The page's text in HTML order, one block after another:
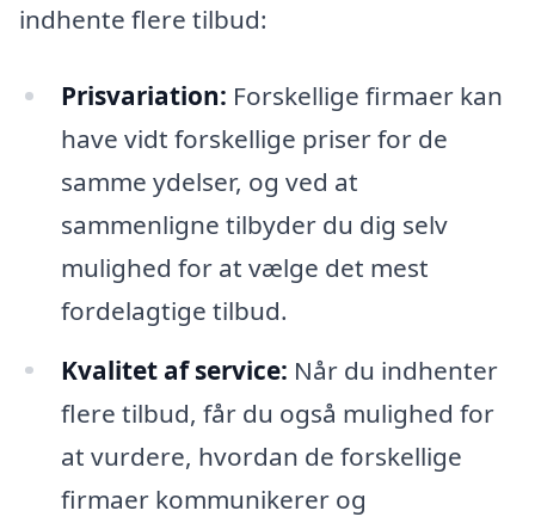
indhente flere tilbud:
Prisvariation: Forskellige firmaer kan
have vidt forskellige priser for de
samme ydelser, og ved at
sammenligne tilbyder du dig selv
mulighed for at vælge det mest
fordelagtige tilbud.
Kvalitet af service: Når du indhenter
flere tilbud, får du også mulighed for
at vurdere, hvordan de forskellige
firmaer kommunikerer og